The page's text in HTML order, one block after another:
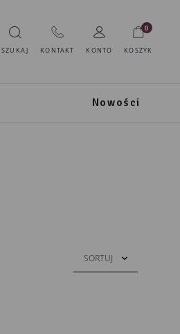
SZUKAJ KONTAKT KONTO KOSZYK
0
Nowości
SORTUJ